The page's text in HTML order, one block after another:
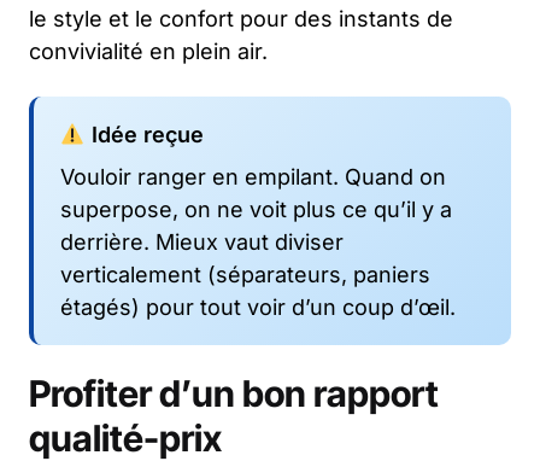
le style et le confort pour des instants de
convivialité en plein air.
Idée reçue
Vouloir ranger en empilant. Quand on
superpose, on ne voit plus ce qu’il y a
derrière. Mieux vaut diviser
verticalement (séparateurs, paniers
étagés) pour tout voir d’un coup d’œil.
Profiter d’un bon rapport
qualité-prix